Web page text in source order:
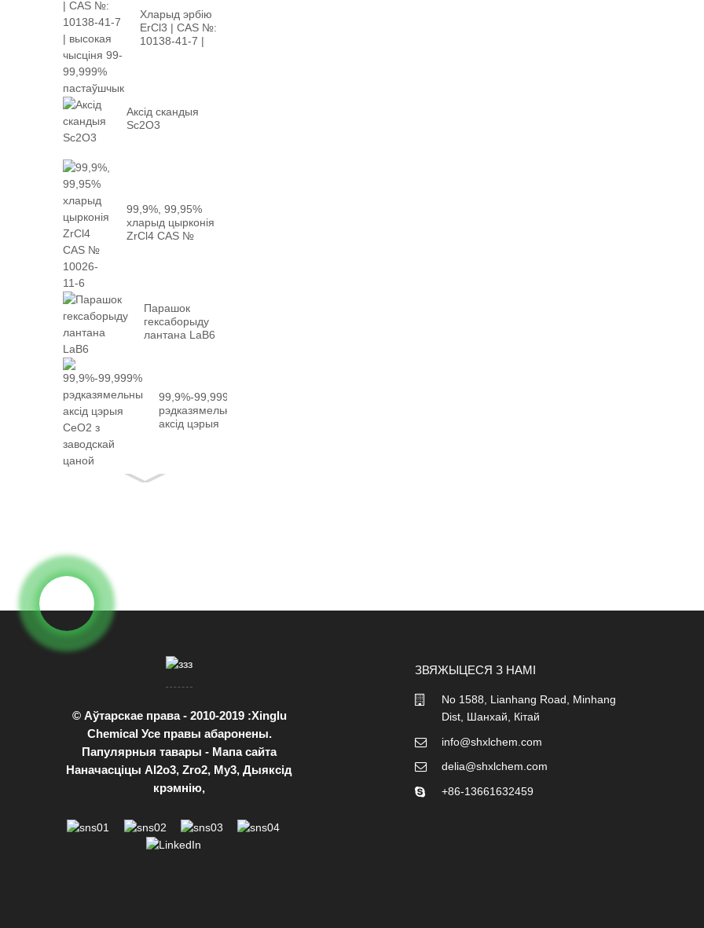
Хларыд эрбію
ErCl3 | CAS №:
10138-41-7 |
Аксід скандыя
Sc2O3
99,9%, 99,95%
хларыд цырконія
ZrCl4 CAS №
Парашок
гексаборыду
лантана LaB6
99,9%-99,999%
рэдказямельны
аксід цэрыя
© Аўтарскае права - 2010-2019 :Xinglu
Chemical Усе правы абаронены.
Папулярныя тавары - Мапа сайта
Наначасціцы Al2o3, Zro2, Му3, Дыяксід
крэмнію,
ЗВЯЖЫЦЕСЯ З НАМІ
No 1588, Lianhang Road, Minhang
Dist, Шанхай, Кітай
info@shxlchem.com
delia@shxlchem.com
+86-13661632459